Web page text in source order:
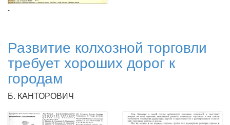
-
Развитие колхозной торговли
требует хороших дорог к
городам
Б. КАНТОРОВИЧ